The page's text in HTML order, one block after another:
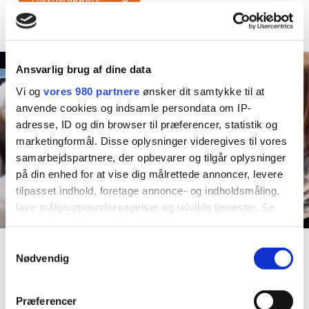
Ansvarlig brug af dine data
Vi og vores 980 partnere ønsker dit samtykke til at
anvende cookies og indsamle persondata om IP-
adresse, ID og din browser til præferencer, statistik og
marketingformål. Disse oplysninger videregives til vores
samarbejdspartnere, der opbevarer og tilgår oplysninger
på din enhed for at vise dig målrettede annoncer, levere
tilpasset indhold, foretage annonce- og indholdsmåling,
lave målgruppeundersøgelser og udvikle tjenester. Se
tilbage eller ændre indstillinger fra vores
"Cookiedeklaration", eller ved at trykke på "Privacy
Nødvendig
Præferencer